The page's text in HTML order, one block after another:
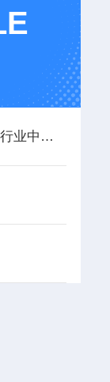
氨气传感器在农业养殖行业中的应用